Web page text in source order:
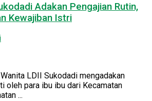
Adakan Pengajian Rutin,
Kewajiban Istri
LDII Sukodadi mengadakan
oleh para ibu ibu dari Kecamatan
...